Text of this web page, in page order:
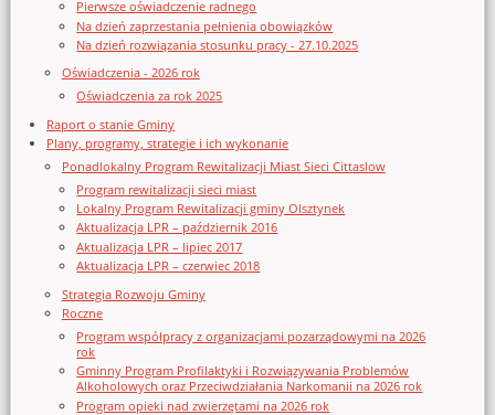
Pierwsze oświadczenie radnego
Na dzień zaprzestania pełnienia obowiązków
Na dzień rozwiązania stosunku pracy - 27.10.2025
Oświadczenia - 2026 rok
Oświadczenia za rok 2025
Raport o stanie Gminy
Plany, programy, strategie i ich wykonanie
Ponadlokalny Program Rewitalizacji Miast Sieci Cittaslow
Program rewitalizacji sieci miast
Lokalny Program Rewitalizacji gminy Olsztynek
Aktualizacja LPR – październik 2016
Aktualizacja LPR – lipiec 2017
Aktualizacja LPR – czerwiec 2018
Strategia Rozwoju Gminy
Roczne
Program współpracy z organizacjami pozarządowymi na 2026
rok
Gminny Program Profilaktyki i Rozwiązywania Problemów
Alkoholowych oraz Przeciwdziałania Narkomanii na 2026 rok
Program opieki nad zwierzętami na 2026 rok